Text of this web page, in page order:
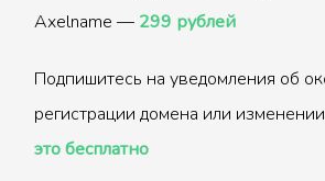
Axelname — 299 рублей
Подпишитесь на уведомления об
регистрации домена или
это бесплатно